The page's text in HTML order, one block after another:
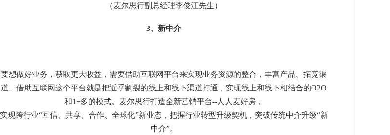
（麦尔思行副总经理李俊江先生）
3、新中介
要想做好业务，获取更大收益，需要借助互联网平台来实现业务资源的整合，丰富产品、拓宽渠
道。借助互联网这个平台就是把近乎割裂的线上和线下渠道打通，实现线上和线下相结合的O2O
和1+多的模式。麦尔思行打造全新营销平台--人人麦好房，
实现跨行业“互信、共享、合作、全球化”新业态，把握行业转型升级契机，突破传统中介升级“新
中介”。